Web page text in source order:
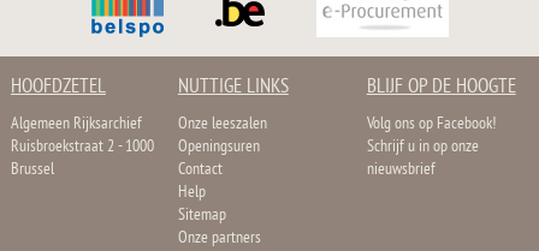
HOOFDZETEL
Algemeen Rijksarchief
Ruisbroekstraat 2 - 1000
Brussel
NUTTIGE LINKS
Onze leeszalen
Openingsuren
Contact
Help
Sitemap
Onze partners
BLIJF OP DE HOOGTE
Volg ons op Facebook!
Schrijf u in op onze
nieuwsbrief